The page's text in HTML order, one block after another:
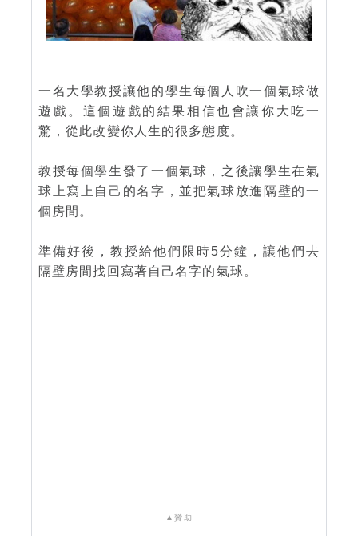
一名大學教授讓他的學生每個人吹一個氣球做
遊戲。這個遊戲的結果相信也會讓你大吃一
驚，從此改變你人生的很多態度。
教授每個學生發了一個氣球，之後讓學生在氣
球上寫上自己的名字，並把氣球放進隔壁的一
個房間。
準備好後，教授給他們限時5分鐘，讓他們去
隔壁房間找回寫著自己名字的氣球。
▲贊助